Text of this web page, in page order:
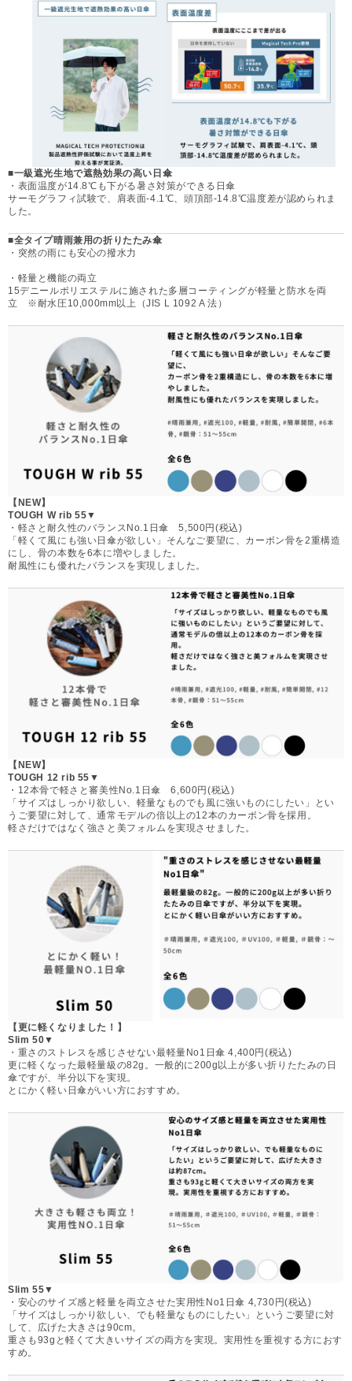
■一級遮光生地で遮熱効果の高い日傘
・表面温度が14.8℃も下がる暑さ対策ができる日傘
サーモグラフィ試験で、肩表面-4.1℃、頭頂部-14.8℃温度差が認められま
した。
■全タイプ晴雨兼用の折りたたみ傘
・突然の雨にも安心の撥水力
・軽量と機能の両立
15デニールポリエステルに施された多層コーティングが軽量と防水を両
立 ※耐水圧10,000mm以上（JIS L 1092 A 法）
【NEW】
TOUGH W rib 55▼
・軽さと耐久性のバランスNo.1日傘 5,500円(税込)
「軽くて風にも強い日傘が欲しい」そんなご要望に、カーボン骨を2重構造
にし、骨の本数を6本に増やしました。
耐風性にも優れたバランスを実現しました。
【NEW】
TOUGH 12 rib 55▼
・12本骨で軽さと審美性No.1日傘 6,600円(税込)
「サイズはしっかり欲しい、軽量なものでも風に強いものにしたい」とい
うご要望に対して、通常モデルの倍以上の12本のカーボン骨を採用。
軽さだけではなく強さと美フォルムを実現させました。
【更に軽くなりました！】
Slim 50▼
・重さのストレスを感じさせない最軽量No1日傘 4,400円(税込)
更に軽くなった最軽量級の82g。一般的に200g以上が多い折りたたみの日
傘ですが、半分以下を実現。
とにかく軽い日傘がいい方におすすめ。
Slim 55▼
・安心のサイズ感と軽量を両立させた実用性No1日傘 4,730円(税込)
「サイズはしっかり欲しい、でも軽量なものにしたい」というご要望に対
して、広げた大きさは90cm。
重さも93gと軽くて大きいサイズの両方を実現。実用性を重視する方におす
すめ。